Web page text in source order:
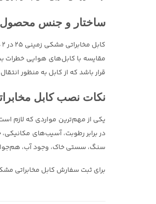
ساختار و جنس محصول کابل
مقایسه با کابل‌های هوایی خطرات
قرار باشد که از کابل به منظور
نکات نصب کابل مخابراتی مشکی
یکی از مهم‌ترین مواردی که لازم
در برابر رطوبت، آسیب‌های
سنگ، سستی خاک، وجود آب،
برای ثبت سفارش کابل مخابراتی مشکی زمینی ۲۵ در ۲ در ۶ دهم سیمیا تنها کافی‌ست که از همین صفحه اقدام کرده و بر روی گزینه